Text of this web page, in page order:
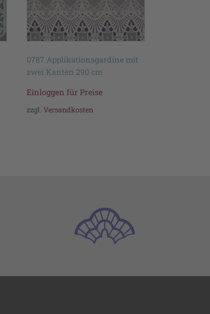
0787 Applikationsgardine mit
zwei Kanten 290 cm
Einloggen für Preise
zzgl. Versandkosten